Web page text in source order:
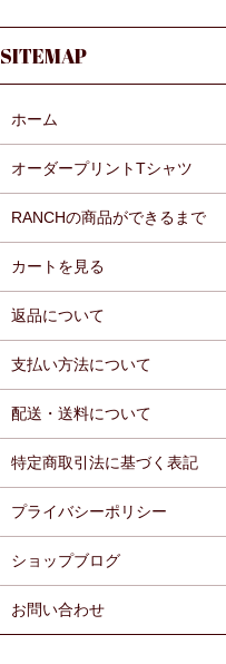
SITEMAP
ホーム
オーダープリントTシャツ
RANCHの商品ができるまで
カートを見る
返品について
支払い方法について
配送・送料について
特定商取引法に基づく表記
プライバシーポリシー
ショップブログ
お問い合わせ